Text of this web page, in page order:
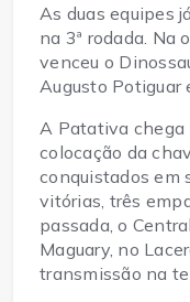
As duas equipes
na 3ª rodada. Na
venceu o
Augusto Potiguar
A Patativa chega
colocação da
conquistados em
vitórias, três
passada, o
Maguary, no
transmissão na